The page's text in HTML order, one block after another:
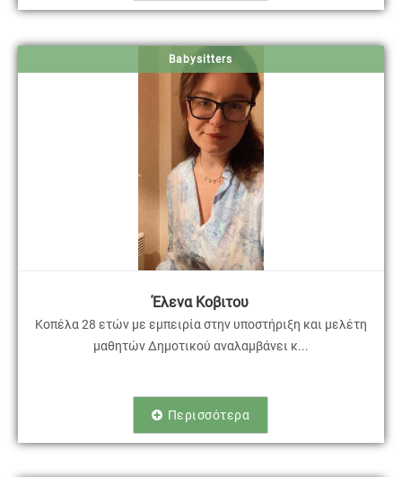
Babysitters
Έλενα Κοβιτου
Κοπέλα 28 ετών με εμπειρία στην υποστήριξη και μελέτη
μαθητών Δημοτικού αναλαμβάνει κ...
Περισσότερα